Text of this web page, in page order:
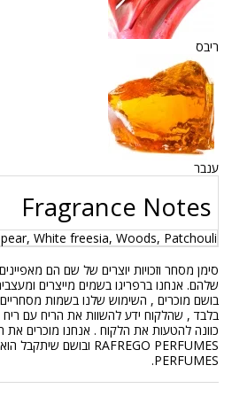
ריבס
ענבר
White freesia, Woods, Patchouli
סימן מסחר וזכויות יוצרים של שם הם
שלהם. אנחנו ברפריגו בשמים מייצרים
בושם מוכרים , השימוש שלנו בשמות
בלבד , שהלקוח ידע להשוות את הריח עם ריח
כוונה להטעות את הלקוח . אנחנו מוכרים
PERFUMES.